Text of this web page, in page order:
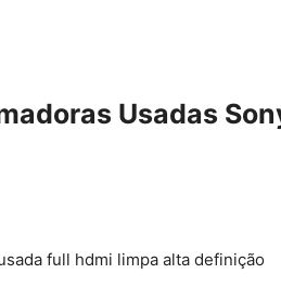
Usadas
full hdmi limpa alta definição